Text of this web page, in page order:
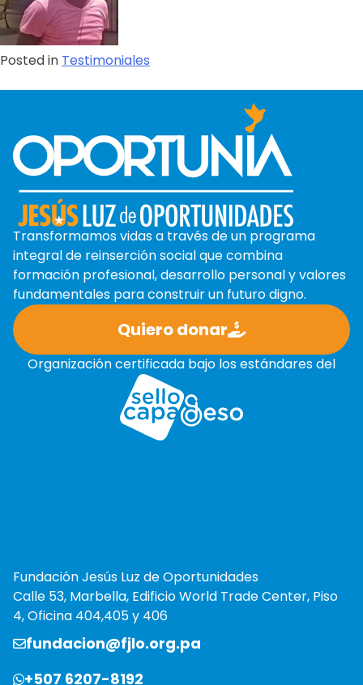
Posted in Testimoniales
Transformamos vidas a través de un programa
integral de reinserción social que combina
formación profesional, desarrollo personal y valores
fundamentales para construir un futuro digno.
Quiero donar
Organización certificada bajo los estándares del
Fundación Jesús Luz de Oportunidades
Calle 53, Marbella, Edificio World Trade Center, Piso
4, Oficina 404,405 y 406
fundacion@fjlo.org.pa
+507 6207-8192